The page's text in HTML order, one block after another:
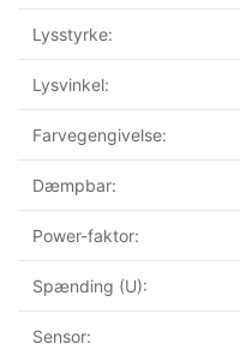
Lysstyrke:
Lysvinkel:
Farvegengivelse:
Dæmpbar:
Power-faktor:
Spænding (U):
Sensor: